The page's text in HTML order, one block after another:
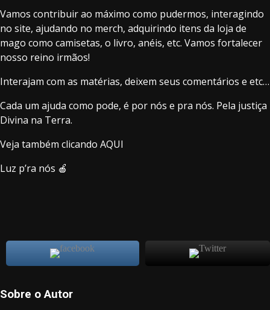
Vamos contribuir ao máximo como pudermos, interagindo
no site, ajudando no merch, adquirindo itens da loja de
mago como camisetas, o livro, anéis, etc. Vamos fortalecer
nosso reino irmãos!
Interajam com as matérias, deixem seus comentários e etc…
Cada um ajuda como pode, é por nós e pra nós. Pela justiça
Divina na Terra.
Veja também clicando AQUI
Luz p’ra nós 🍎
Sobre o Autor